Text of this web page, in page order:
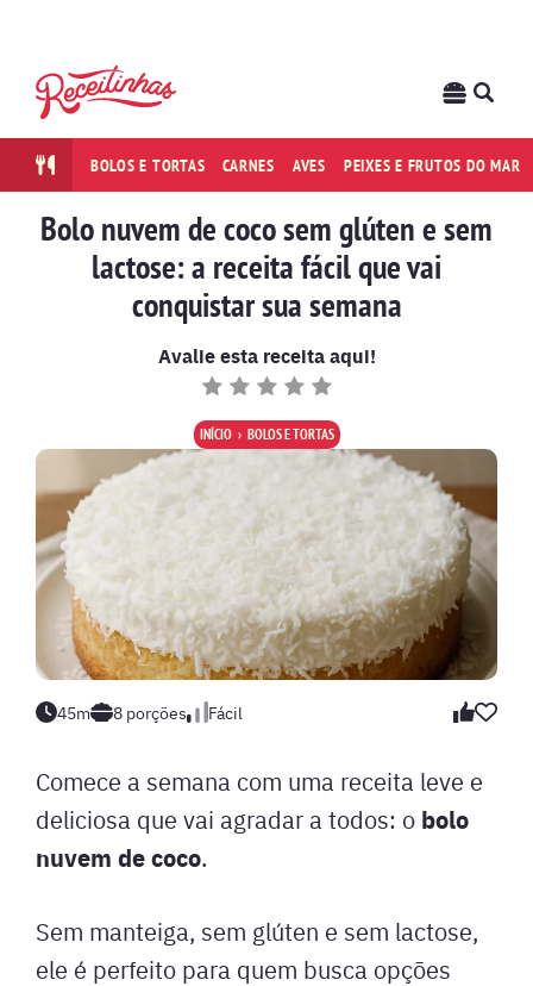
BOLOS E TORTAS CARNES AVES PEIXES E FRUTOS DO MAR
Bolo nuvem de coco sem glúten e sem
lactose: a receita fácil que vai
conquistar sua semana
Avalie esta receita aqui!
INÍCIO BOLOS E TORTAS
45m 8 porções Fácil
Comece a semana com uma receita leve e
deliciosa que vai agradar a todos: o bolo
nuvem de coco.
Sem manteiga, sem glúten e sem lactose,
ele é perfeito para quem busca opções